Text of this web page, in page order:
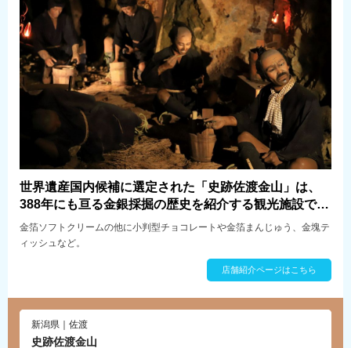
世界遺産国内候補に選定された「史跡佐渡金山」は、
388年にも亘る金銀採掘の歴史を紹介する観光施設で
す。併設された売店には金山ならではの商品を多数取
り揃えております。
金箔ソフトクリームの他に小判型チョコレートや金箔まんじゅう、金塊テ
ィッシュなど。
店舗紹介ページはこちら
新潟県｜佐渡
史跡佐渡金山